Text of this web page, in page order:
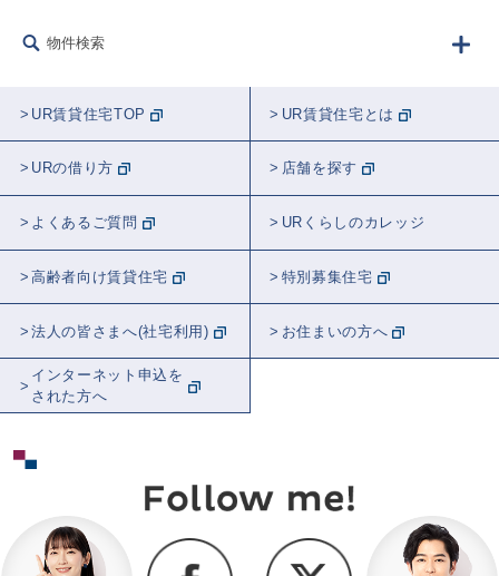
物件検索
UR賃貸住宅TOP UR賃貸住宅とは
URの借り方 店舗を探す
よくあるご質問 URくらしのカレッジ
高齢者向け賃貸住宅 特別募集住宅
法人の皆さまへ(社宅利用) お住まいの方へ
インターネット申込を
された方へ